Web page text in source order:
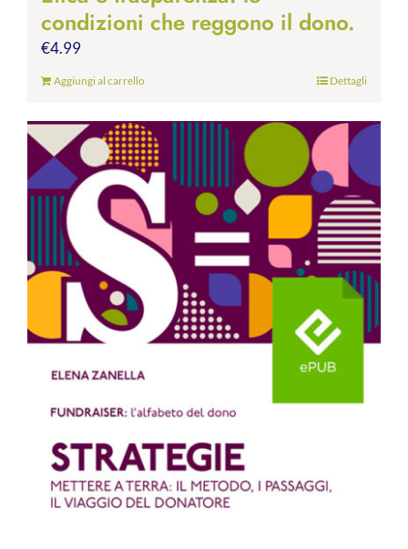
condizioni che reggono il dono.
€4.99
Aggiungi al carrello Dettagli